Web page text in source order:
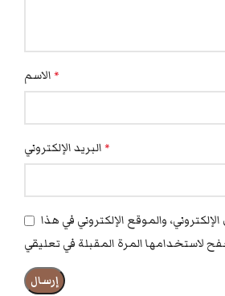
*
*
والموقع الإلكتروني في هذا